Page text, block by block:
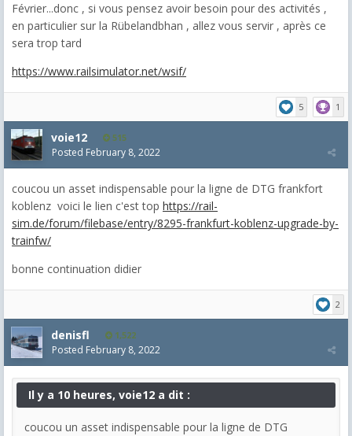
Février...donc , si vous pensez avoir besoin pour des activités ,
en particulier sur la Rübelandbhan , allez vous servir , après ce
sera trop tard
https://www.railsimulator.net/wsif/
5 1
voie12 515
Posted February 8, 2022
coucou un asset indispensable pour la ligne de DTG frankfort
koblenz voici le lien c'est top https://rail-
sim.de/forum/filebase/entry/8295-frankfurt-koblenz-upgrade-by-
trainfw/
bonne continuation didier
2
denisfl 1,522
Posted February 8, 2022
Il y a 10 heures, voie12 a dit :
coucou un asset indispensable pour la ligne de DTG